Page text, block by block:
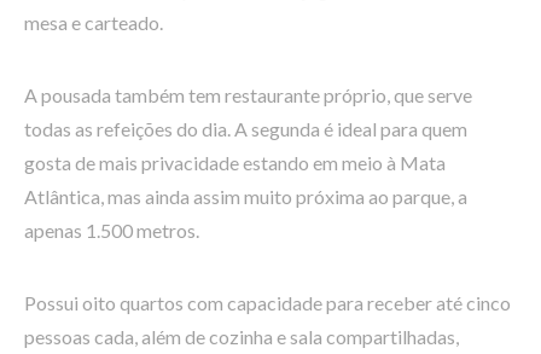
mesa e carteado.
A pousada também tem restaurante próprio, que serve
todas as refeições do dia. A segunda é ideal para quem
gosta de mais privacidade estando em meio à Mata
Atlântica, mas ainda assim muito próxima ao parque, a
apenas 1.500 metros.
Possui oito quartos com capacidade para receber até cinco
pessoas cada, além de cozinha e sala compartilhadas,